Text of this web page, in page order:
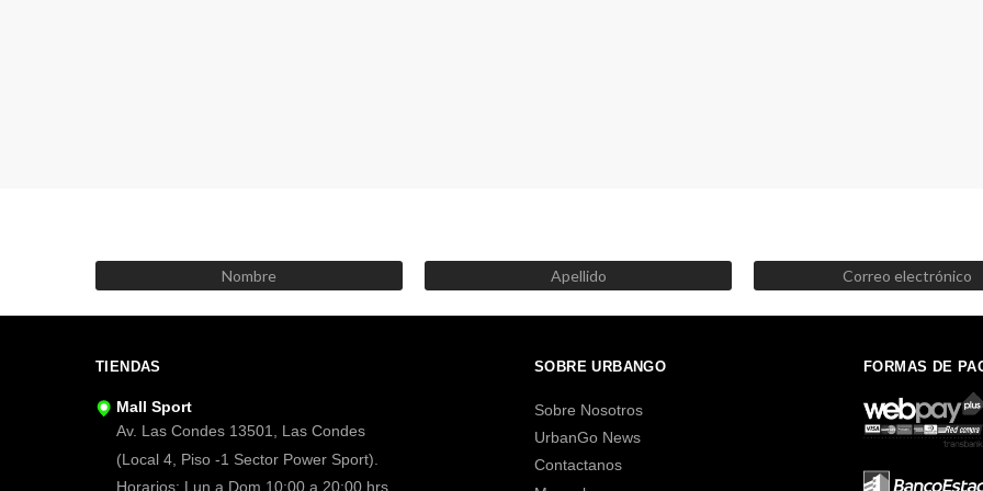
TIENDAS
Mall Sport
Av. Las Condes 13501, Las Condes
(Local 4, Piso -1 Sector Power Sport).
Horarios: Lun a Dom 10:00 a 20:00 hrs.
SOBRE URBANGO
Sobre Nosotros
UrbanGo News
Contactanos
FORMAS DE